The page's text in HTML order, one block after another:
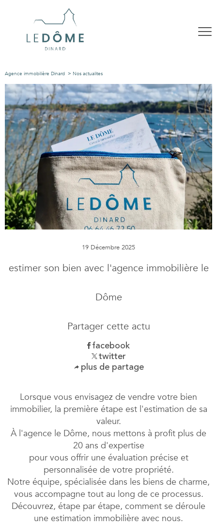
Agence immobilière Dinard Nos actualites
19 Décembre 2025
estimer son bien avec l'agence immobilière le
Dôme
Partager cette actu
facebook
twitter
plus de partage
Lorsque vous envisagez de vendre votre bien
immobilier, la première étape est l'estimation de sa
valeur.
À l'agence le Dôme, nous mettons à profit plus de
20 ans d'expertise
pour vous offrir une évaluation précise et
personnalisée de votre propriété.
Notre équipe, spécialisée dans les biens de charme,
vous accompagne tout au long de ce processus.
Découvrez, étape par étape, comment se déroule
une estimation immobilière avec nous.